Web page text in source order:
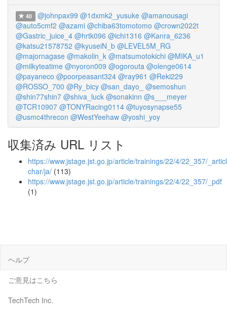
40 @johnpax99 @1dxmk2_yusuke @amanousagi
@auto5cmf2 @azami @chiba63tomotomo @crown2022t
@Gastric_juice_4 @hrtk096 @ichi1316 @Kanra_6236
@katsu21578752 @kyuseiN_b @LEVEL5M_RG
@majornagase @makolin_k @matsumotokichi @MIKA_u1
@milkyteatime @nyoron009 @ogorouta @olenge0614
@payaneco @poorpeasant324 @ray961 @Reki229
@ROSSO_700 @Ry_bicy @san_dayo_
@semoshun
@shin77shin7 @shiva_luck @sonakinn @s___meyer
@TCR10907 @TONYRacing0114 @tuyosynapse55
@usmc4threcon @WestYeehaw @yoshi_yoy
収集済み URL リスト
https://www.jstage.jst.go.jp/article/trainings/22/4/22_357/
char/ja/ (113)
https://www.jstage.jst.go.jp/article/trainings/22/4/22_357/_pdf
(1)
ヘルプ
ご意見はこちら
TechTech Inc.